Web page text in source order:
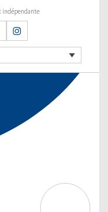
indépendante